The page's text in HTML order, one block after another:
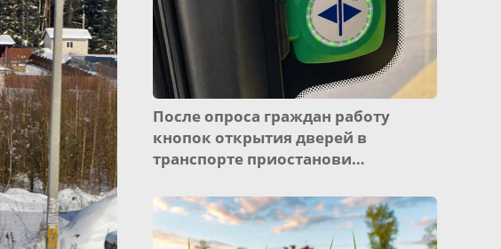
После опроса граждан работу
кнопок открытия дверей в
транспорте приостанови…